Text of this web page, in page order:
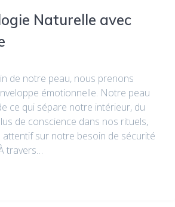
Naturelle avec
de notre peau, nous prenons
émotionnelle. Notre peau
ce qui sépare notre intérieur, du
de conscience dans nos rituels,
attentif sur notre besoin de sécurité
travers…